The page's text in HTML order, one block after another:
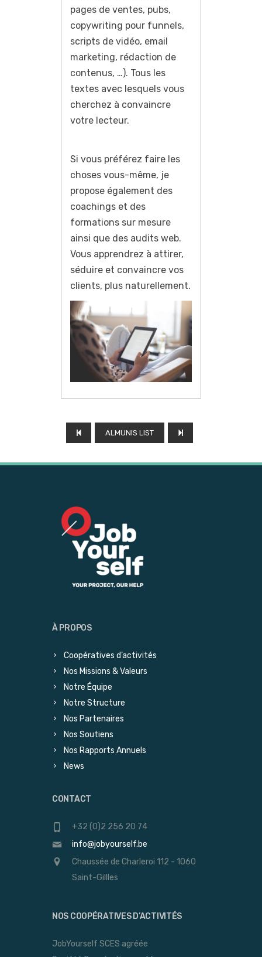
pages de ventes, pubs,
copywriting pour funnels,
scripts de vidéo, email
marketing, rédaction de
contenus, …). Tous les
textes avec lesquels vous
cherchez à convaincre
votre lecteur.
Si vous préférez faire les
choses vous-même, je
propose également des
coachings et des
formations sur mesure
ainsi que des audits web.
Vous apprendrez à attirer,
séduire et convaincre vos
clients, plus naturellement.
ALMUNIS LIST
À PROPOS
Coopératives d’activités
Nos Missions & Valeurs
Notre Équipe
Notre Structure
Nos Partenaires
Nos Soutiens
Nos Rapports Annuels
News
CONTACT
+32 (0)2 256 20 74
info@jobyourself.be
Chaussée de Charleroi 112 - 1060
Saint-Gillles
NOS COOPÉRATIVES D’ACTIVITÉS
JobYourself SCES agréée